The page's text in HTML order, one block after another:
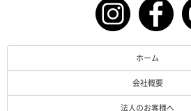
ホーム
会社概要
法人のお客様へ